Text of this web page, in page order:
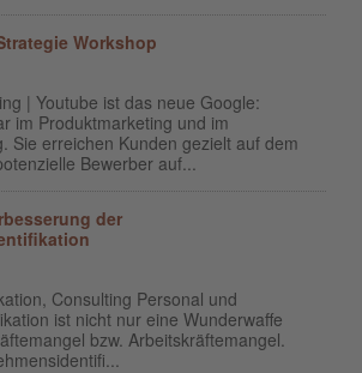
Workshop
| Youtube ist das neue Google:
im Produktmarketing und im
Sie erreichen Kunden gezielt auf dem
Bewerber auf...
der
Consulting Personal und
ist nicht nur eine Wunderwaffe
bzw. Arbeitskräftemangel.